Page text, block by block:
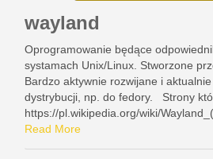
wayland
Oprogramowanie będące
systamach Unix/Linux. Stworzone
Bardzo aktywnie rozwijane i
dystrybucji, np. do fedory. Strony
https://pl.wikipedia.org/wiki/
https://www.youtube.com/
Read More